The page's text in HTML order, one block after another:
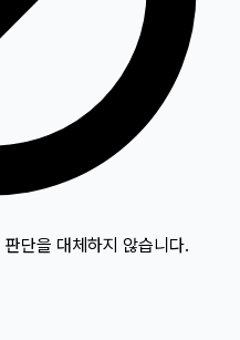
판단을 대체하지 않습니다.